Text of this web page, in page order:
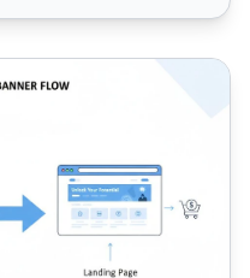
texto? Guía completa